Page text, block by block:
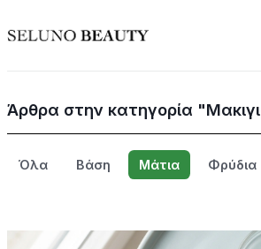
Άρθρα στην κατηγορία
Όλα Βάση Μάτια Φρύδια